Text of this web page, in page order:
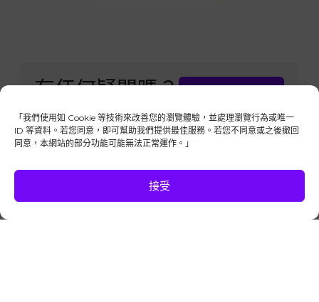
「我們使用如 Cookie 等技術來改善您的瀏覽體驗，並處理瀏覽行為或唯一
ID 等資料。若您同意，即可幫助我們提供最佳服務。若您不同意或之後撤回
同意，本網站的部分功能可能無法正常運作。」
接受
有任何疑問嗎？